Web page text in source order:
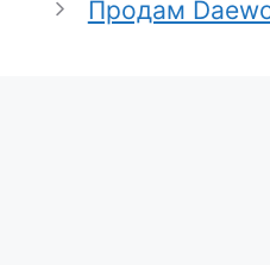
Продам